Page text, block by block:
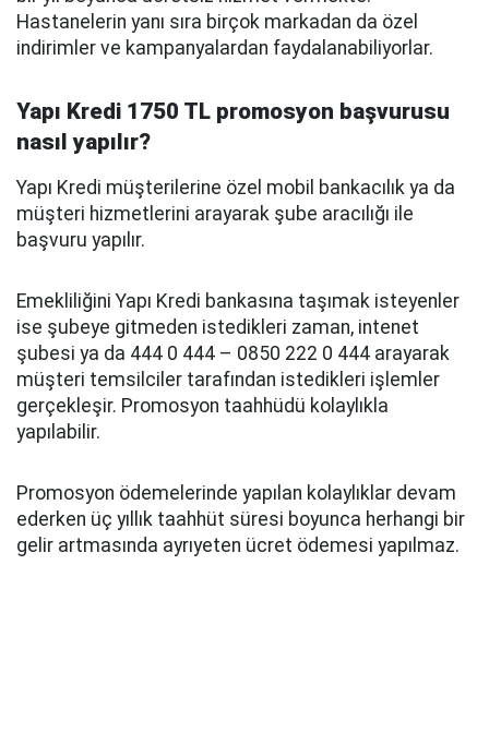
Hastanelerin yanı sıra birçok markadan da özel
indirimler ve kampanyalardan faydalanabiliyorlar.
Yapı Kredi 1750 TL promosyon başvurusu
nasıl yapılır?
Yapı Kredi müşterilerine özel mobil bankacılık ya da
müşteri hizmetlerini arayarak şube aracılığı ile
başvuru yapılır.
Emekliliğini Yapı Kredi bankasına taşımak isteyenler
ise şubeye gitmeden istedikleri zaman, intenet
şubesi ya da 444 0 444 – 0850 222 0 444 arayarak
müşteri temsilciler tarafından istedikleri işlemler
gerçekleşir. Promosyon taahhüdü kolaylıkla
yapılabilir.
Promosyon ödemelerinde yapılan kolaylıklar devam
ederken üç yıllık taahhüt süresi boyunca herhangi bir
gelir artmasında ayrıyeten ücret ödemesi yapılmaz.